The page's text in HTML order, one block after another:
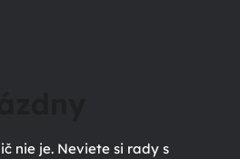
nie je. Neviete si rady s